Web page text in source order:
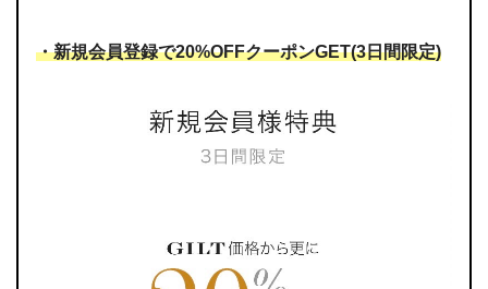
・新規会員登録で20%OFFクーポンGET(3日間限定)